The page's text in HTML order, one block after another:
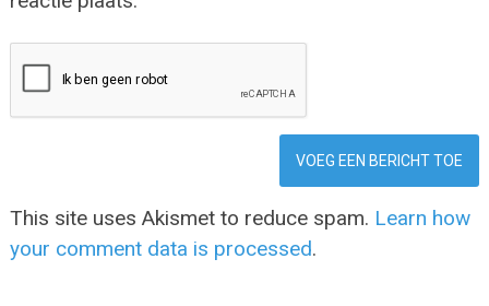
This site uses Akismet to reduce spam. Learn how
your comment data is processed.